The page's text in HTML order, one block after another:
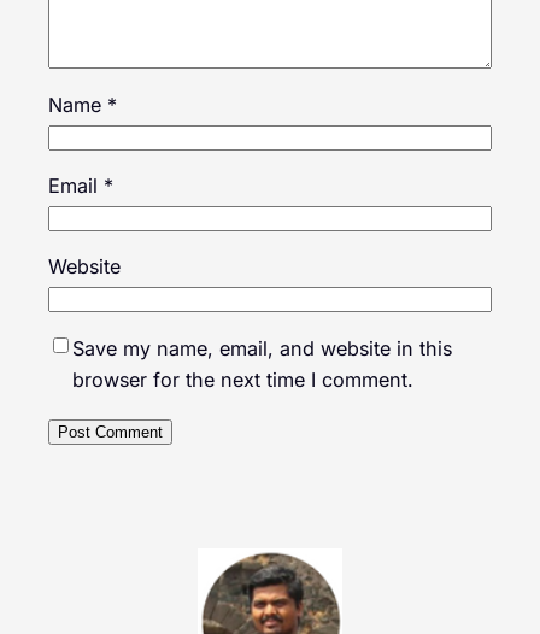
Name *
Email *
Website
Save my name, email, and website in this
browser for the next time I comment.